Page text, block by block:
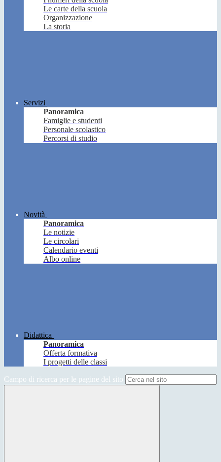
Le carte della scuola
Organizzazione
La storia
Servizi
Panoramica
Famiglie e studenti
Personale scolastico
Percorsi di studio
Novità
Panoramica
Le notizie
Le circolari
Calendario eventi
Albo online
Didattica
Panoramica
Offerta formativa
I progetti delle classi
Campo di ricerca per le pagine del sito